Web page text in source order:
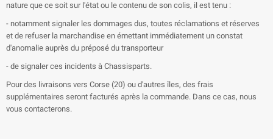
nature que ce soit sur l'état ou le contenu de son colis, il est tenu :
- notamment signaler les dommages dus, toutes réclamations et réserves
et de refuser la marchandise en émettant immédiatement un constat
d'anomalie auprès du préposé du transporteur
- de signaler ces incidents à Chassisparts.
Pour des livraisons vers Corse (20) ou d'autres îles, des frais
supplémentaires seront facturés après la commande. Dans ce cas, nous
vous contacterons.